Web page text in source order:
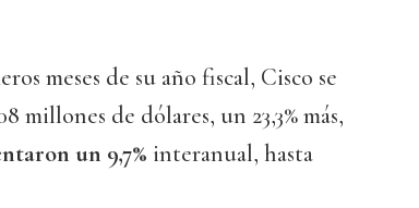
meses de su año fiscal, Cisco se
de dólares, un 23,3% más,
un 9,7% interanual, hasta